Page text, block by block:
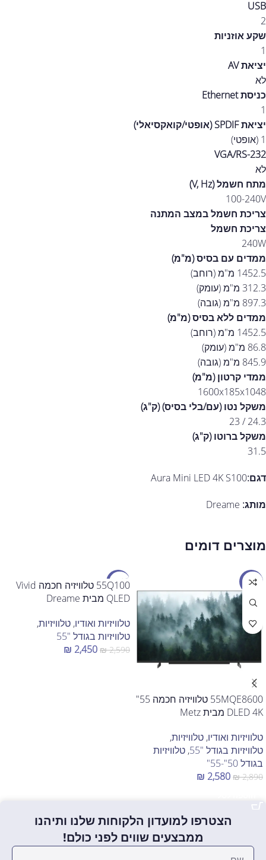
USB
2
שקע אוזניות
1
יציאת AV
לא
כניסת Ethernet
1
יציאת SPDIF (אופטי/קואקסיאלי)
1 (אופטי)
VGA/RS-232
לא
מתח חשמל (V, Hz)
100-240V
צריכת חשמל במצב המתנה
צריכת חשמל
240W
ממדים עם בסיס (מ"מ)
1452.5 מ"מ (רוחב)
312.3 מ"מ (עומק)
897.3 מ"מ (גובה)
ממדים ללא בסיס (מ"מ)
1452.5 מ"מ (רוחב)
86.8 מ"מ (עומק)
845.9 מ"מ (גובה)
ממדי קרטון (מ"מ)
1600x185x1048
משקל נטו (עם/בלי בסיס) (ק"ג)
24.3 / 23
משקל ברוטו (ק"ג)
31.5
דגם:Aura Mini LED 4K S100
מותג: Dreame
מוצרים דומים
מבצע
55MQE8600 טלוויזיה חכמה 55"
DLED 4K מבית Metz
טלוויזיות ואודיו, טלוויזיות,
טלוויזיות בגודל "55
, טלוויזיות
בגודל 50"-55"
₪2,890
₪ 2,580
מבצע
55Q100 טלוויזיה חכמה Vivid
QLED מבית Dreame
טלוויזיות ואודיו, טלוויזיות,
טלוויזיות בגודל "55
₪2,590
₪ 2,450
הצטרפו למועדון הלקוחות שלנו ותיהנו
ממבצעים שווים לפני כולם!